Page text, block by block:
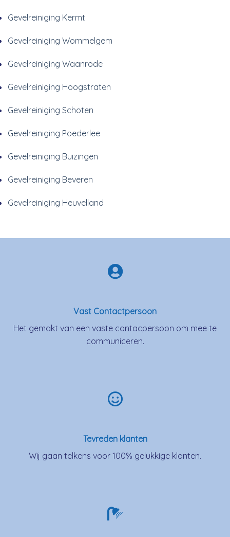
Gevelreiniging Kermt
Gevelreiniging Wommelgem
Gevelreiniging Waanrode
Gevelreiniging Hoogstraten
Gevelreiniging Schoten
Gevelreiniging Poederlee
Gevelreiniging Buizingen
Gevelreiniging Beveren
Gevelreiniging Heuvelland
Vast Contactpersoon
Het gemakt van een vaste contacpersoon om mee te
communiceren.
Tevreden klanten
Wij gaan telkens voor 100% gelukkige klanten.